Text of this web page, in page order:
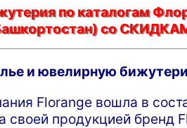
по каталогам
со
и ювелирную
Florange вошла в
своей продукцией бренд